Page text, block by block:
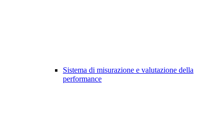
Sistema di misurazione e valutazione della
performance